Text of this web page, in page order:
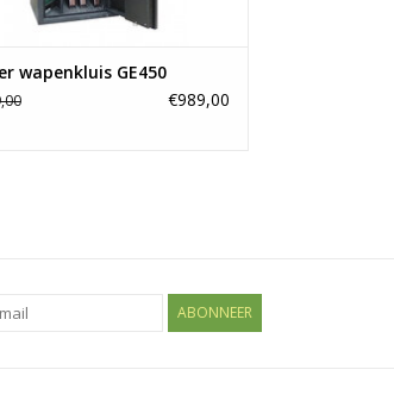
wapenkluis GE450
€989,00
ABONNEER